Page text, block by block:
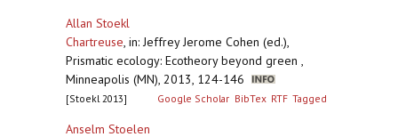
Allan Stoekl
Chartreuse, in: Jeffrey Jerome Cohen (ed.),
Prismatic ecology: Ecotheory beyond green ,
Minneapolis (MN), 2013, 124-146
[Stoekl 2013] Google Scholar BibTex RTF Tagged
Anselm Stoelen